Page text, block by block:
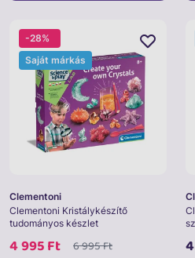
Clementoni
Clementoni Kristálykészítő
tudományos készlet
4 995 Ft 6 995 Ft
-28%
Saját márkás